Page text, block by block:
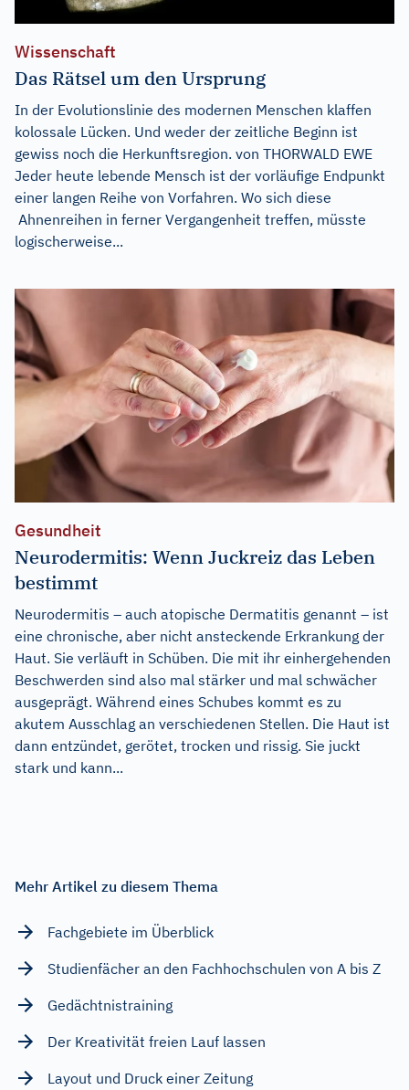
Wissenschaft
Das Rätsel um den Ursprung
In der Evolutionslinie des modernen Menschen klaffen
kolossale Lücken. Und weder der zeitliche Beginn ist
gewiss noch die Herkunftsregion. von THORWALD EWE
Jeder heute lebende Mensch ist der vorläufige Endpunkt
einer langen Reihe von Vorfahren. Wo sich diese
Ahnenreihen in ferner Vergangenheit treffen, müsste
logischerweise...
Gesundheit
Neurodermitis: Wenn Juckreiz das Leben
bestimmt
Neurodermitis – auch atopische Dermatitis genannt – ist
eine chronische, aber nicht ansteckende Erkrankung der
Haut. Sie verläuft in Schüben. Die mit ihr einhergehenden
Beschwerden sind also mal stärker und mal schwächer
ausgeprägt. Während eines Schubes kommt es zu
akutem Ausschlag an verschiedenen Stellen. Die Haut ist
dann entzündet, gerötet, trocken und rissig. Sie juckt
stark und kann...
Mehr Artikel zu diesem Thema
Fachgebiete im Überblick
Studienfächer an den Fachhochschulen von A bis Z
Gedächtnistraining
Der Kreativität freien Lauf lassen
Layout und Druck einer Zeitung